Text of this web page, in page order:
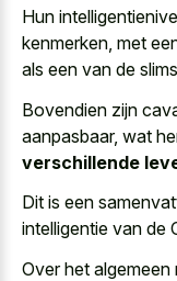
Hun
kenmerken, met
als een van de
Bovendien zijn
aanpasbaar, wat
verschillende
Dit is een
intelligentie van de
Over het